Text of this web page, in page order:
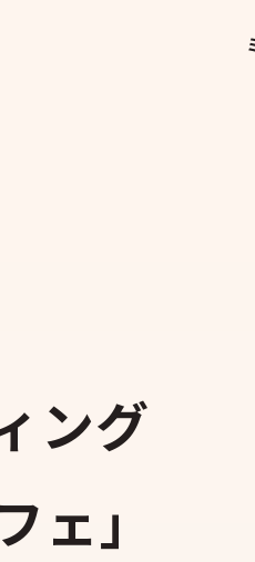
ング
ェ」